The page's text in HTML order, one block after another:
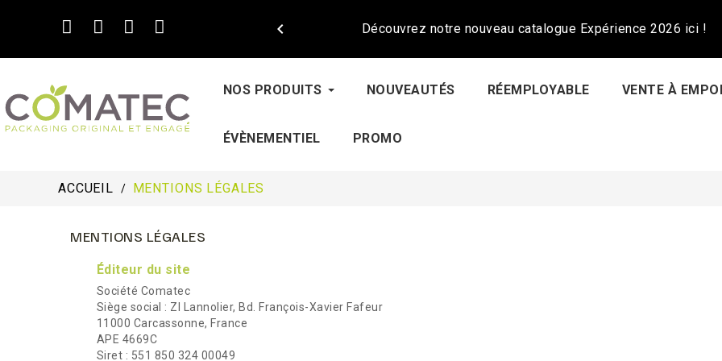
Découvrez notre nouveau catalogue Expérience 2026 ici !

NOS PRODUITS NOUVEAUTÉS RÉEMPLOYABLE VENTE À
ÉVÈNEMENTIEL PROMO
ACCUEIL MENTIONS LÉGALES
MENTIONS LÉGALES
Éditeur du site
Société Comatec
Siège social : ZI Lannolier, Bd. François-Xavier Fafeur
11000 Carcassonne, France
APE 4669C
Siret : 551 850 324 00049